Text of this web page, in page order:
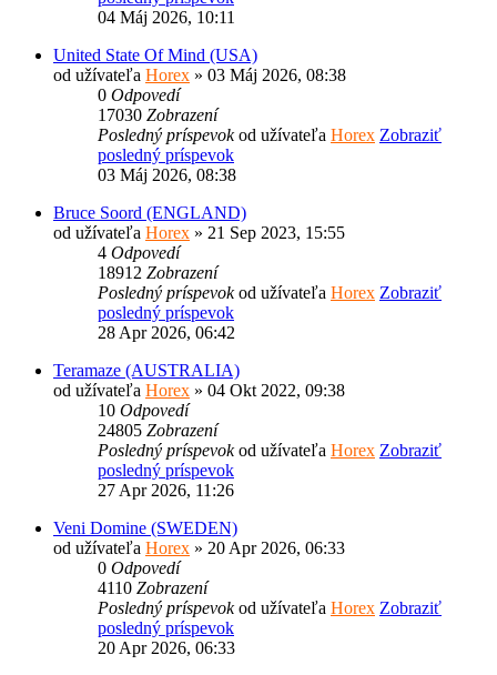
04 Máj 2026, 10:11
United State Of Mind (USA)
od užívateľa Horex » 03 Máj 2026, 08:38
0 Odpovedí
17030 Zobrazení
Posledný príspevokod užívateľa Horex Zobraziť
posledný príspevok
03 Máj 2026, 08:38
Bruce Soord (ENGLAND)
od užívateľa Horex » 21 Sep 2023, 15:55
4 Odpovedí
18912 Zobrazení
Posledný príspevokod užívateľa Horex Zobraziť
posledný príspevok
28 Apr 2026, 06:42
Teramaze (AUSTRALIA)
od užívateľa Horex » 04 Okt 2022, 09:38
10 Odpovedí
24805 Zobrazení
Posledný príspevokod užívateľa Horex Zobraziť
posledný príspevok
27 Apr 2026, 11:26
Veni Domine (SWEDEN)
od užívateľa Horex » 20 Apr 2026, 06:33
0 Odpovedí
4110 Zobrazení
Posledný príspevokod užívateľa Horex Zobraziť
posledný príspevok
20 Apr 2026, 06:33